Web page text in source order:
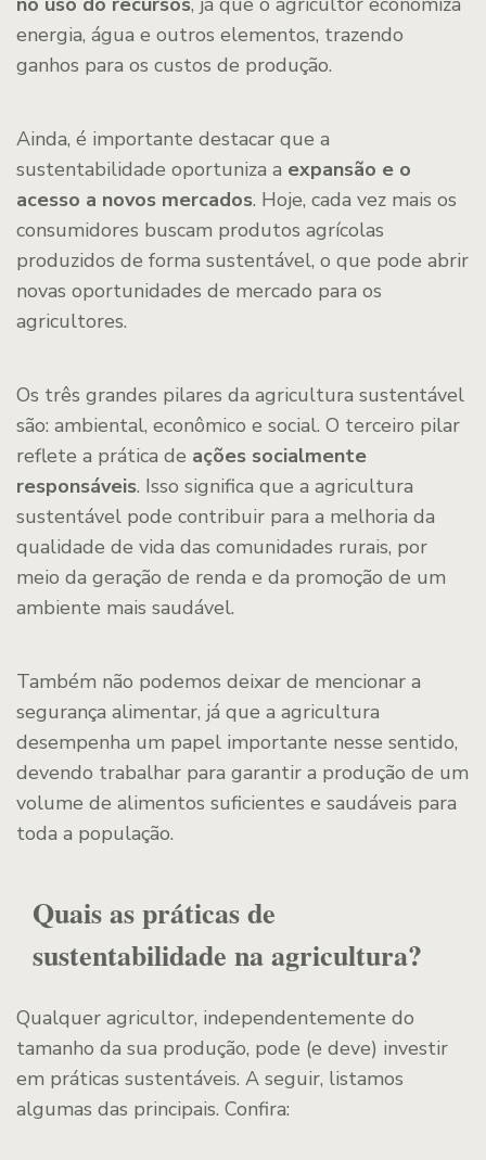
energia, água e outros elementos, trazendo
ganhos para os custos de produção.
Ainda, é importante destacar que a
sustentabilidade oportuniza a expansão e o
acesso a novos mercados. Hoje, cada vez mais os
consumidores buscam produtos agrícolas
produzidos de forma sustentável, o que pode abrir
novas oportunidades de mercado para os
agricultores.
Os três grandes pilares da agricultura sustentável
são: ambiental, econômico e social. O terceiro pilar
reflete a prática de ações socialmente
responsáveis. Isso significa que a agricultura
sustentável pode contribuir para a melhoria da
qualidade de vida das comunidades rurais, por
meio da geração de renda e da promoção de um
ambiente mais saudável.
Também não podemos deixar de mencionar a
segurança alimentar, já que a agricultura
desempenha um papel importante nesse sentido,
devendo trabalhar para garantir a produção de um
volume de alimentos suficientes e saudáveis para
toda a população.
Quais as práticas de
sustentabilidade na agricultura?
Qualquer agricultor, independentemente do
tamanho da sua produção, pode (e deve) investir
em práticas sustentáveis. A seguir, listamos
algumas das principais. Confira: